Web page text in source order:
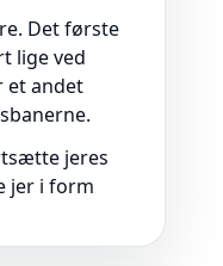
Det første
lige ved
et andet
jeres
jer i form